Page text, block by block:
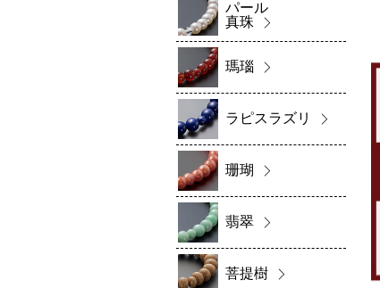
パール
真珠
瑪瑙
ラピスラズリ
珊瑚
翡翠
菩提樹